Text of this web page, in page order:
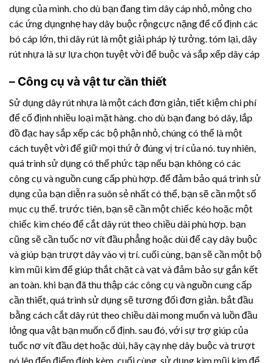
dụng của mình. cho dù bạn đang tìm dây cáp nhỏ, mỏng cho
các ứng dụngnhẹ hay dây buộc rộngcực nặng để cố định các
bó cáp lớn, thì dây rút là một giải pháp lý tưởng. tóm lại,dây
rút nhựa là sự lựa chọn tuyệt vời để buộc và sắp xếp dây cáp
– Công cụ và vật tư cần thiết
Sử dụngdây rút nhựa là một cách đơn giản, tiết kiệm chi phí
để cố định nhiều loại mặt hàng. cho dù bạn đang bó dây, lắp
đồ đạc hay sắp xếp các bộ phận nhỏ, chúng có thể là một
cách tuyệt vời để giữ mọi thứ ở đúng vị trí của nó. tuy nhiên,
quá trình sử dụng có thể phức tạp nếu bạn không có các
công cụ và nguồn cung cấp phù hợp. để đảm bảo quá trình sử
dụng của bạn diễn ra suôn sẻ nhất có thể, bạn sẽ cần một số
mục cụ thể. trước tiên, bạn sẽ cần một chiếc kéo hoặc một
chiếc kìm chéo để cắt dây rút theo chiều dài phù hợp. bạn
cũng sẽ cần tuốc nơ vít đầu phẳng hoặc dùi để cạy dây buộc
và giúp bạn trượt dây vào vị trí. cuối cùng, bạn sẽ cần một bộ
kìm mũi kim để giúp thắt chặt cà vạt và đảm bảo sự gắn kết
an toàn. khi bạn đã thu thập các công cụ và nguồn cung cấp
cần thiết, quá trình sử dụng sẽ tương đối đơn giản. bắt đầu
bằng cách cắt dây rút theo chiều dài mong muốn và luồn đầu
lỏng qua vật bạn muốn cố định. sau đó, với sự trợ giúp của
tuốc nơ vít đầu dẹt hoặc dùi, hãy cạy nhẹ dây buộc và trượt
nó lên đến điểm đính kèm. cuối cùng, sử dụng kìm mũi kim để